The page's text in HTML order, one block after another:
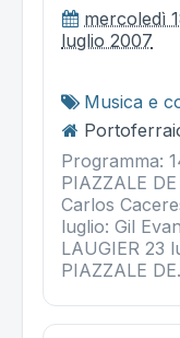
mercoledì
luglio 2007
Musica e
Programma:
PIAZZALE
Carlos
luglio: Gil
LAUGIER 23
PIAZZALE